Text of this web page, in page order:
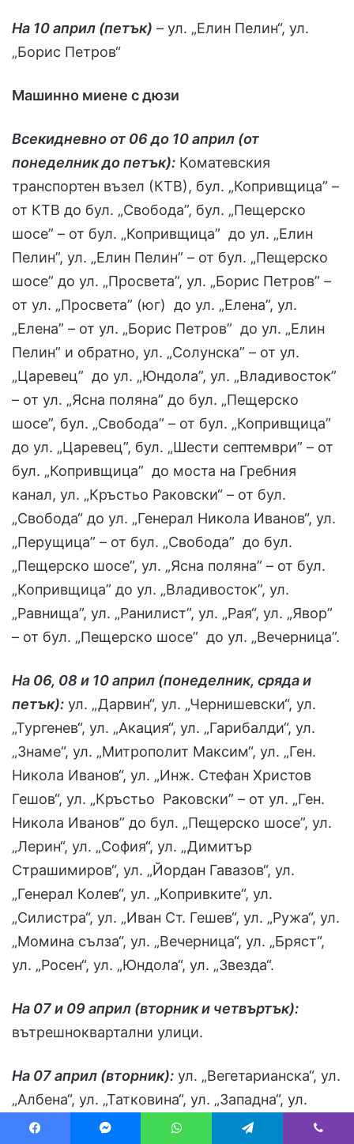
На 10 април (петък) – ул. „Елин Пелин“, ул.
„Борис Петров“
Машинно миене с дюзи
Всекидневно от 06 до 10 април (от
понеделник до петък): Коматевския
транспортен възел (КТВ), бул. „Копривщица” –
от КТВ до бул. „Свобода”, бул. „Пещерско
шосе” – от бул. „Копривщица” до ул. „Елин
Пелин”, ул. „Елин Пелин” – от бул. „Пещерско
шосе” до ул. „Просвета”, ул. „Борис Петров” –
от ул. „Просвета” (юг) до ул. „Елена”, ул.
„Елена” – от ул. „Борис Петров” до ул. „Елин
Пелин” и обратно, ул. „Солунска” – от ул.
„Царевец” до ул. „Юндола”, ул. „Владивосток”
– от ул. „Ясна поляна” до бул. „Пещерско
шосе”, бул. „Свобода” – от бул. „Копривщица”
до ул. „Царевец”, бул. „Шести септември” – от
бул. „Копривщица” до моста на Гребния
канал, ул. „Кръстьо Раковски“ – от бул.
„Свобода“ до ул. „Генерал Никола Иванов“, ул.
„Перущица” – от бул. „Свобода” до бул.
„Пещерско шосе”, ул. „Ясна поляна” – от бул.
„Копривщица” до ул. „Владивосток”, ул.
„Равнища”, ул. „Ранилист”, ул. „Рая“, ул. „Явор”
– от бул. „Пещерско шосе” до ул. „Вечерница”.
На 06, 08 и 10 април (понеделник, сряда и
петък): ул. „Дарвин“, ул. „Чернишевски“, ул.
„Тургенев“, ул. „Акация“, ул. „Гарибалди“, ул.
„Знаме“, ул. „Митрополит Максим“, ул. „Ген.
Никола Иванов“, ул. „Инж. Стефан Христов
Гешов“, ул. „Кръстьо Раковски” – от ул. „Ген.
Никола Иванов” до бул. „Пещерско шосе”, ул.
„Лерин“, ул. „София“, ул. „Димитър
Страшимиров“, ул. „Йордан Гавазов“, ул.
„Генерал Колев“, ул. „Копривките“, ул.
„Силистра“, ул. „Иван Ст. Гешев“, ул. „Ружа“, ул.
„Момина сълза“, ул. „Вечерница“, ул. „Бряст“,
ул. „Росен“, ул. „Юндола“, ул. „Звезда“.
На 07 и 09 април (вторник и четвъртък):
вътрешноквартални улици.
На 07 април (вторник): ул. „Вегетарианска“, ул.
„Албена“, ул. „Татковина“, ул. „Западна“, ул.
„Заря“, ул. „Мир“.